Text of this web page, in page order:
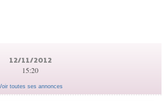
12/11/2012
15:20
toutes ses annonces